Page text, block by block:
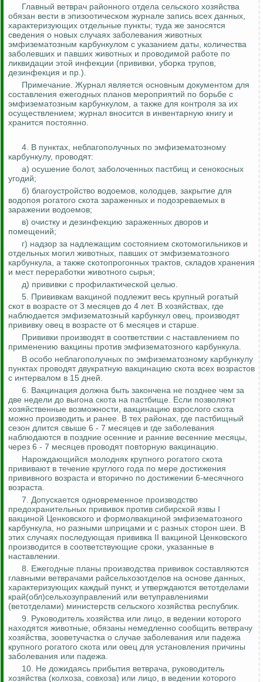
Главный ветврач районного отдела сельского хозяйства
обязан вести в эпизоотическом журнале запись всех данных,
характеризующих отдельные пункты; туда же заносятся
сведения о новых случаях заболевания животных
эмфизематозным карбункулом с указанием даты, количества
заболевших и павших животных и проводимой работе по
ликвидации этой инфекции (прививки, уборка трупов,
дезинфекция и пр.).
Примечание. Журнал является основным документом для
составления ежегодных планов мероприятий по борьбе с
эмфизематозным карбункулом, а также для контроля за их
осуществлением; журнал вносится в инвентарную книгу и
хранится постоянно.
4. В пунктах, неблагополучных по эмфизематозному
карбункулу, проводят:
а) осушение болот, заболоченных пастбищ и сенокосных
угодий;
б) благоустройство водоемов, колодцев, закрытие для
водопоя рогатого скота зараженных и подозреваемых в
заражении водоемов;
в) очистку и дезинфекцию зараженных дворов и
помещений;
г) надзор за надлежащим состоянием скотомогильников и
отдельных могил животных, павших от эмфизематозного
карбункула, а также скотопрогонных трактов, складов хранения
и мест переработки животного сырья;
д) прививки с профилактической целью.
5. Прививкам вакциной подлежит весь крупный рогатый
скот в возрасте от 3 месяцев до 4 лет. В хозяйствах, где
наблюдается эмфизематозный карбункул овец, производят
прививку овец в возрасте от 6 месяцев и старше.
Прививки производят в соответствии с наставлением по
применению вакцины против эмфизематозного карбункула.
В особо неблагополучных по эмфизематозному карбункулу
пунктах проводят двукратную вакцинацию скота всех возрастов
с интервалом в 15 дней.
6. Вакцинация должна быть закончена не позднее чем за
две недели до выгона скота на пастбище. Если позволяют
хозяйственные возможности, вакцинацию взрослого скота
можно производить и ранее. В тех районах, где пастбищный
сезон длится свыше 6 - 7 месяцев и где заболевания
наблюдаются в поздние осенние и ранние весенние месяцы,
через 6 - 7 месяцев проводят повторную вакцинацию.
Нарождающийся молодняк крупного рогатого скота
прививают в течение круглого года по мере достижения
прививного возраста и вторично по достижении 6-месячного
возраста.
7. Допускается одновременное производство
предохранительных прививок против сибирской язвы I
вакциной Ценковского и формолвакциной эмфизематозного
карбункула, но разными шприцами и с разных сторон шеи. В
этих случаях последующая прививка II вакциной Ценковского
производится в соответствующие сроки, указанные в
наставлении.
8. Ежегодные планы производства прививок составляются
главными ветврачами райсельхозотделов на основе данных,
характеризующих каждый пункт, и утверждаются ветотделами
край(обл)сельхозуправлений или ветуправлениями
(ветотделами) министерств сельского хозяйства республик.
9. Руководитель хозяйства или лицо, в ведении которого
находятся животные, обязаны немедленно сообщить ветврачу
хозяйства, зооветучастка о случае заболевания или падежа
крупного рогатого скота или овец для установления причины
заболевания или падежа.
10. Не дожидаясь прибытия ветврача, руководитель
хозяйства (колхоза, совхоза) или лицо, в ведении которого